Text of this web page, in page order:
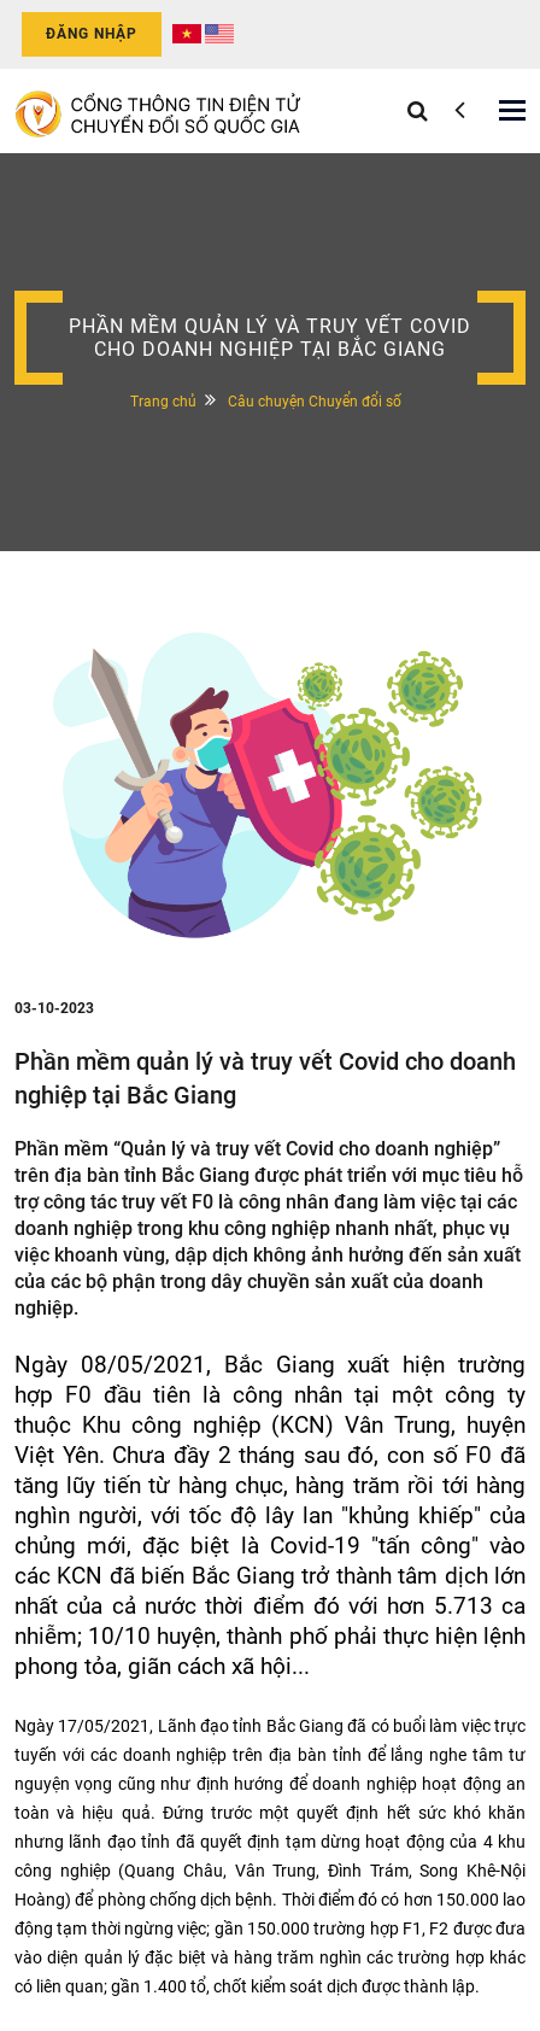
ĐĂNG NHẬP
PHẦN MỀM QUẢN LÝ VÀ TRUY VẾT COVID
CHO DOANH NGHIỆP TẠI BẮC GIANG
Trang chủ Câu chuyện Chuyển đổi số
03-10-2023
Phần mềm quản lý và truy vết Covid cho doanh
nghiệp tại Bắc Giang
Phần mềm “Quản lý và truy vết Covid cho doanh nghiệp”
trên địa bàn tỉnh Bắc Giang được phát triển với mục tiêu hỗ
trợ công tác truy vết F0 là công nhân đang làm việc tại các
doanh nghiệp trong khu công nghiệp nhanh nhất, phục vụ
việc khoanh vùng, dập dịch không ảnh hưởng đến sản xuất
của các bộ phận trong dây chuyền sản xuất của doanh
nghiệp.
Ngày 08/05/2021, Bắc Giang xuất hiện trường
hợp F0 đầu tiên là công nhân tại một công ty
thuộc Khu công nghiệp (KCN) Vân Trung, huyện
Việt Yên. Chưa đầy 2 tháng sau đó, con số F0 đã
tăng lũy tiến từ hàng chục, hàng trăm rồi tới hàng
nghìn người, với tốc độ lây lan "khủng khiếp" của
chủng mới, đặc biệt là Covid-19 "tấn công" vào
các KCN đã biến Bắc Giang trở thành tâm dịch lớn
nhất của cả nước thời điểm đó với hơn 5.713 ca
nhiễm; 10/10 huyện, thành phố phải thực hiện lệnh
phong tỏa, giãn cách xã hội...
Ngày 17/05/2021, Lãnh đạo tỉnh Bắc Giang đã có buổi làm việc trực
tuyến với các doanh nghiệp trên địa bàn tỉnh để lắng nghe tâm tư
nguyện vọng cũng như định hướng để doanh nghiệp hoạt động an
toàn và hiệu quả. Đứng trước một quyết định hết sức khó khăn
nhưng lãnh đạo tỉnh đã quyết định tạm dừng hoạt động của 4 khu
công nghiệp (Quang Châu, Vân Trung, Đình Trám, Song Khê-Nội
Hoàng) để phòng chống dịch bệnh. Thời điểm đó có hơn 150.000 lao
động tạm thời ngừng việc; gần 150.000 trường hợp F1, F2 được đưa
vào diện quản lý đặc biệt và hàng trăm nghìn các trường hợp khác
có liên quan; gần 1.400 tổ, chốt kiểm soát dịch được thành lập.